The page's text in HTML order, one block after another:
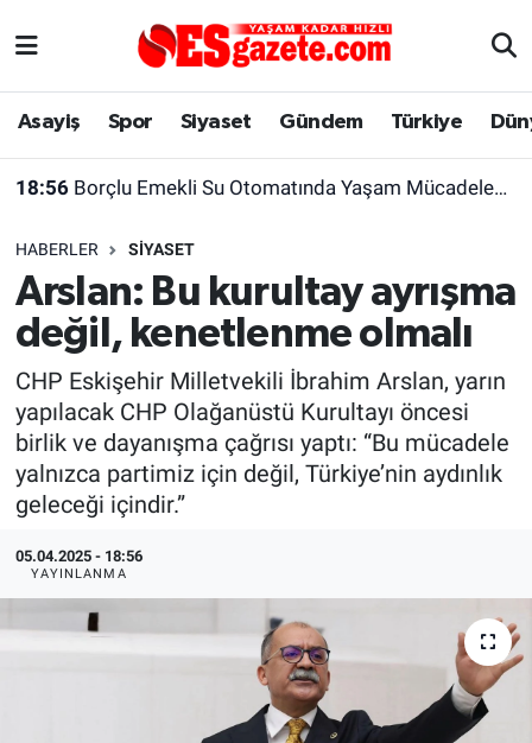
Asayiş Spor Siyaset Gündem Türkiye
18:56 Borçlu Emekli Su Otomatında Yaşam Mücadelesi Veriyor
HABERLER SIYASET
Arslan: Bu kurultay ayrışma
değil, kenetlenme olmalı
CHP Eskişehir Milletvekili İbrahim Arslan, yarın
yapılacak CHP Olağanüstü Kurultayı öncesi
birlik ve dayanışma çağrısı yaptı: “Bu mücadele
yalnızca partimiz için değil, Türkiye’nin aydınlık
geleceği içindir.”
05.04.2025 - 18:56
YAYINLANMA
Asayiş
Gündem
Türkiye
Dünya
Sağlık
Alış-Veriş/İş dünyası
Yaşam
Eskişehirspor Arşivi
Eskişehir Arşivi
Röportaj
Ekonomi
Kültür Sanat
Politika
Bilecik
Eskişehir Nöbetçi Eczaneler
Süper Lig Puan Durumu ve Fikstür
Tüm Manşetler
Son Dakika Haberleri
Haber Arşivi